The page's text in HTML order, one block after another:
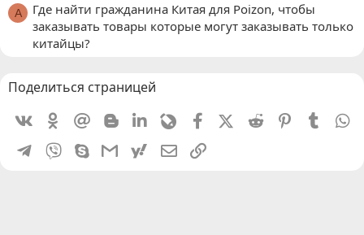
A
Где найти гражданина Китая для Poizon, чтобы
заказывать товары которые могут заказывать только
китайцы?
Поделиться страницей
VkontakteOdnoklassniki
Mail.ru BloggerLinkedin
LivejournalFacebookX (Twitter)
Reddit PinterestTumblr
Telegram
Viber SkypeGmailyahoomailЭлектронная почта